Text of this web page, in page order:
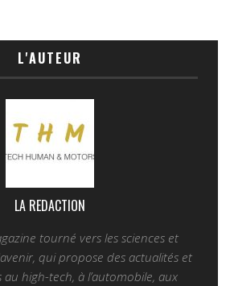
L'AUTEUR
LA REDACTION
tourné vers les sciences et
qui propose des actualités et
au high-tech, à l’automobile, aux